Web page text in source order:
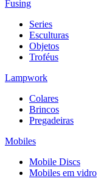
Fusing
Series
Esculturas
Objetos
Troféus
Lampwork
Colares
Brincos
Pregadeiras
Mobiles
Mobile Discs
Mobiles em vidro